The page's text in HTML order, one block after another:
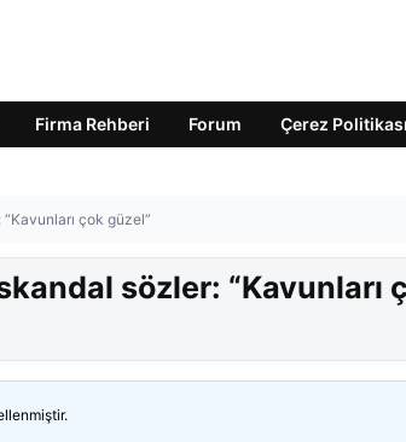
Firma Rehberi Forum Çerez Politikası
çok güzel”
sözler: “Kavunları